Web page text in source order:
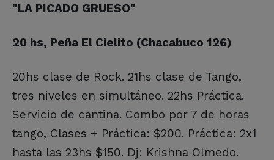
"LA PICADO GRUESO"
20 hs, Peña El Cielito (Chacabuco 126)
20hs clase de Rock. 21hs clase de Tango,
tres niveles en simultáneo. 22hs Práctica.
Servicio de cantina. Combo por 7 de horas
tango, Clases + Práctica: $200. Práctica: 2x1
hasta las 23hs $150. Dj: Krishna Olmedo.